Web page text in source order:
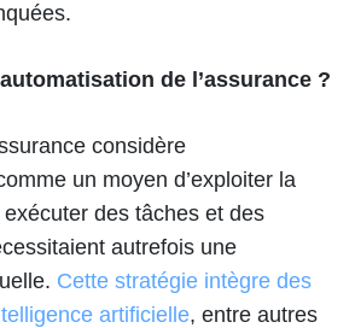
de l’assurance ?
considère
un moyen d’exploiter la
des tâches et des
autrefois une
Cette stratégie intègre des
artificielle, entre autres